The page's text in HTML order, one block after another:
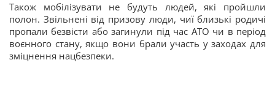
Також мобілізувати не будуть людей, які пройшли
полон. Звільнені від призову люди, чиї близькі родичі
пропали безвісти або загинули під час АТО чи в період
воєнного стану, якщо вони брали участь у заходах для
зміцнення нацбезпеки.